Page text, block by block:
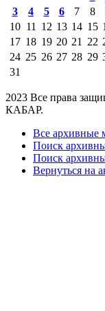
3
4 5 6 7 8
10 11 12 13 14 15
17 18 19 20 21 22
24 25 26 27 28 29
31
2023 Все права
КАБАР.
Все архивные
Поиск
Поиск
Вернуться на